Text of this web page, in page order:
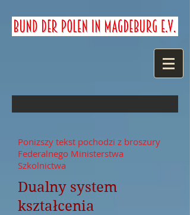
Ponizszy tekst pochodzi z broszury
Federalnego Ministerstwa
Szkolnictwa
Dualny system
kształcenia